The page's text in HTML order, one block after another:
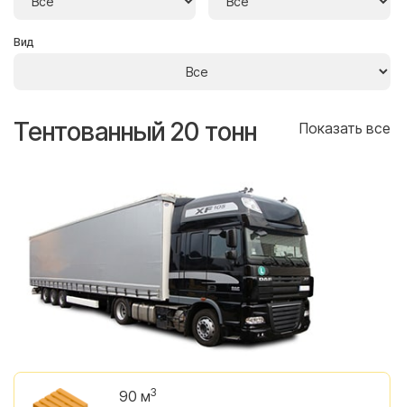
Вид
Тентованный 20 тонн Показать все
90 м3